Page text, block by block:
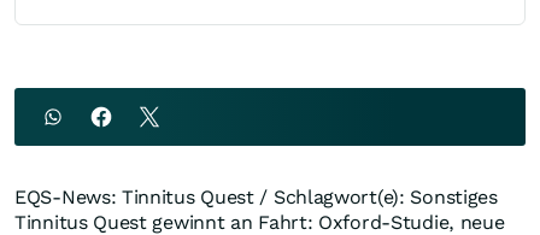
EQS-News: Tinnitus Quest / Schlagwort(e): Sonstiges
Tinnitus Quest gewinnt an Fahrt: Oxford-Studie, neue